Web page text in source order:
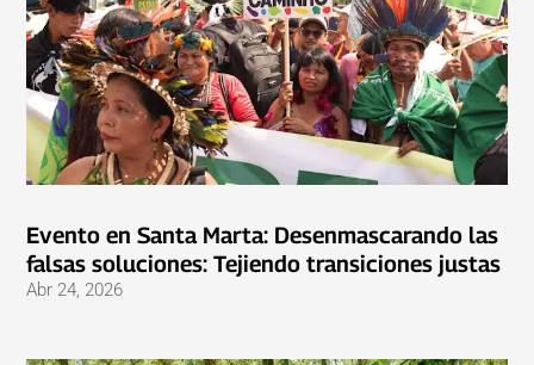
Evento en Santa Marta: Desenmascarando las
falsas soluciones: Tejiendo transiciones justas
Abr 24, 2026